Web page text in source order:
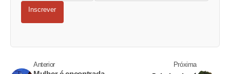
Inscrever
Anterior Próxima